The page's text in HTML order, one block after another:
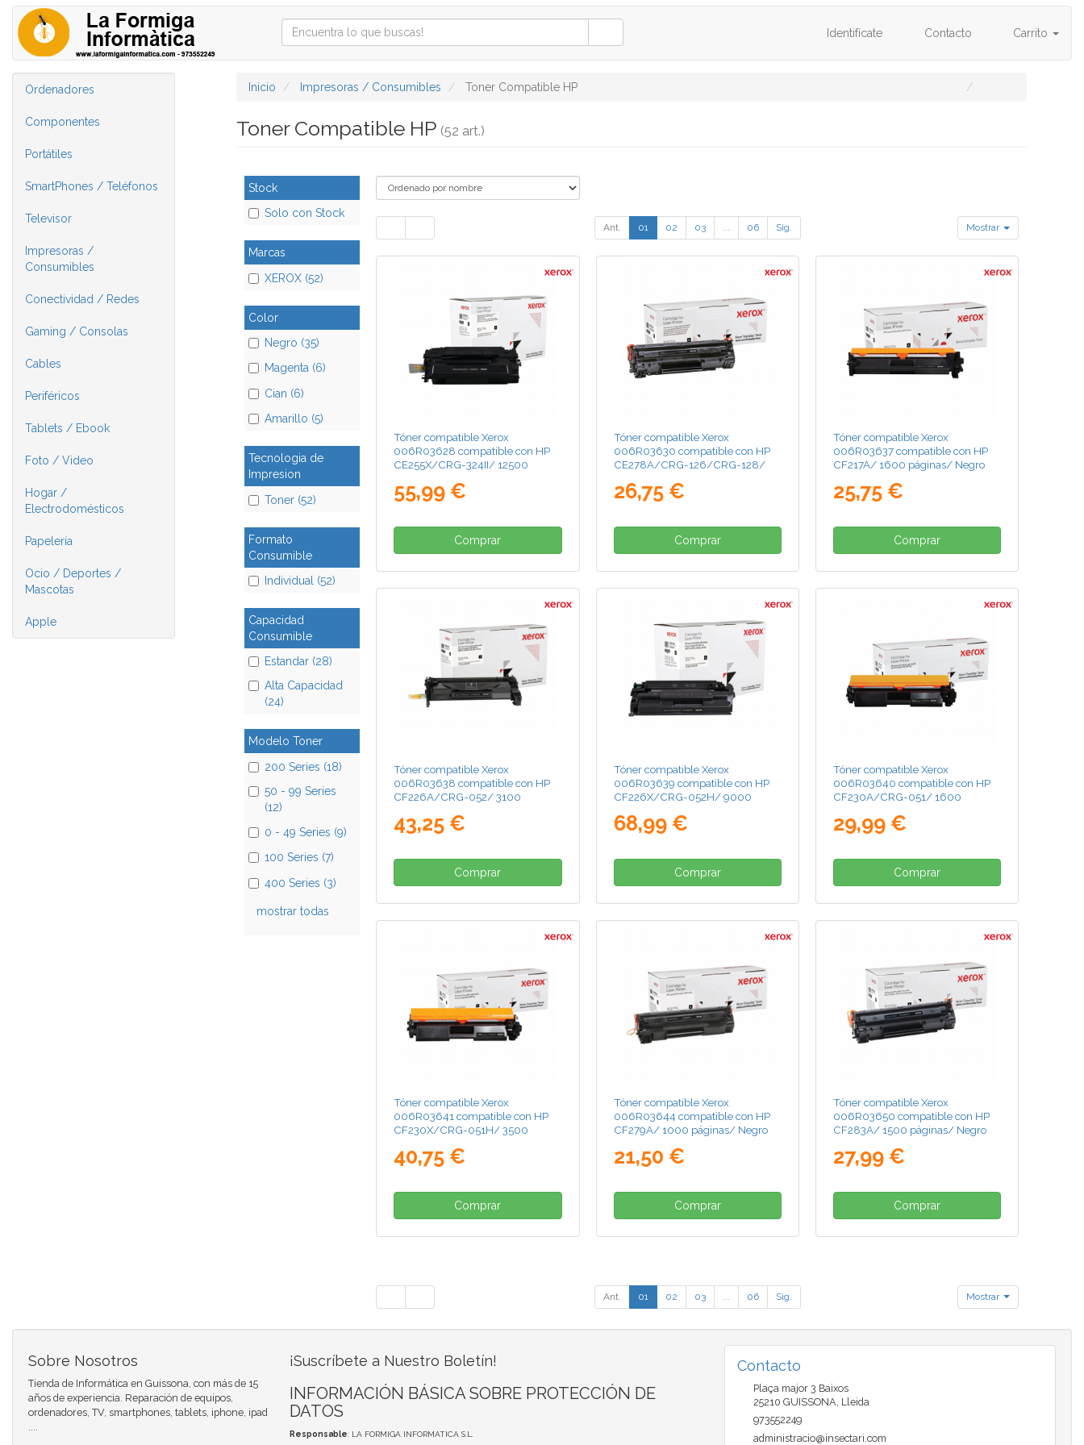
Identifícate Contacto Carrito
Ordenadores
Componentes
Portátiles
SmartPhones / Teléfonos
Televisor
Impresoras /
Consumibles
Conectividad / Redes
Gaming / Consolas
Cables
Periféricos
Tablets / Ebook
Foto / Video
Hogar /
Electrodomésticos
Papelería
Ocio / Deportes /
Mascotas
Apple
Inicio Impresoras / Consumibles Toner Compatible HP
Toner Compatible HP (52 art.)
Stock
Solo con Stock
Marcas
XEROX (52)
Color
Negro (35)
Magenta (6)
Cian (6)
Amarillo (5)
Tecnologia de
Impresion
Toner (52)
Formato
Consumible
Individual (52)
Capacidad
Consumible
Estandar (28)
Alta Capacidad
(24)
Modelo Toner
200 Series (18)
50 - 99 Series
(12)
0 - 49 Series (9)
100 Series (7)
400 Series (3)
mostrar todas
Ant. 01 02 03 ... 06 Sig. Mostrar
Tóner compatible Xerox
006R03628 compatible con HP
CE255X/CRG-324II/ 12500
55,99 €
Comprar
Tóner compatible Xerox
006R03630 compatible con HP
CE278A/CRG-126/CRG-128/
26,75 €
Comprar
Tóner compatible Xerox
006R03637 compatible con HP
CF217A/ 1600 páginas/ Negro
25,75 €
Comprar
Tóner compatible Xerox
006R03638 compatible con HP
CF226A/CRG-052/ 3100
43,25 €
Comprar
Tóner compatible Xerox
006R03639 compatible con HP
CF226X/CRG-052H/ 9000
68,99 €
Comprar
Tóner compatible Xerox
006R03640 compatible con HP
CF230A/CRG-051/ 1600
29,99 €
Comprar
Tóner compatible Xerox
006R03641 compatible con HP
CF230X/CRG-051H/ 3500
40,75 €
Comprar
Tóner compatible Xerox
006R03644 compatible con HP
CF279A/ 1000 páginas/ Negro
21,50 €
Comprar
Tóner compatible Xerox
006R03650 compatible con HP
CF283A/ 1500 páginas/ Negro
27,99 €
Comprar
Ant. 01 02 03 06 Sig. Mostrar
Sobre Nosotros
Tienda de Informática en Guissona, con más de 15
años de experiencia. Reparación de equipos,
ordenadores, TV, smartphones, tablets, iphone, ipad
¡Suscríbete a Nuestro Boletín!
INFORMACIÓN BÁSICA SOBRE PROTECCIÓN DE
DATOS
Responsable: LA FORMIGA INFORMATICA S.L.
Contacto
Plaça major 3 Baixos
25210 GUISSONA Lleida
973552249
administracio@insectari.com